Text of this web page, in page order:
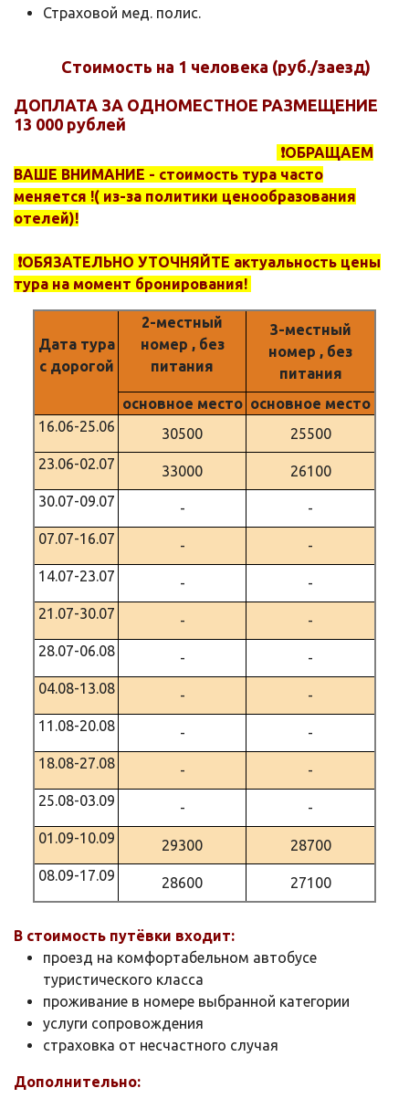
Страховой мед. полис.
Стоимость на 1 человека (руб./заезд)
ДОПЛАТА ЗА ОДНОМЕСТНОЕ РАЗМЕЩЕНИЕ
13 000 рублей
❗️ОБРАЩАЕМ
ВАШЕ ВНИМАНИЕ - стоимость тура часто
меняется !( из-за политики ценообразования
отелей)!
❗️ОБЯЗАТЕЛЬНО УТОЧНЯЙТЕ актуальность цены
тура на момент бронирования!
Дата тура
с дорогой
2-местный
номер , без
питания
3-местный
номер , без
питания
основное место основное место
16.06-25.06
30500
25500
23.06-02.07
33000
26100
30.07-09.07
-
-
07.07-16.07
-
-
14.07-23.07
-
-
21.07-30.07
-
-
28.07-06.08
-
-
04.08-13.08
-
-
11.08-20.08
-
-
18.08-27.08
-
-
25.08-03.09
-
-
01.09-10.09
29300
28700
08.09-17.09
28600 27100
В стоимость путёвки входит:
проезд на комфортабельном автобусе
туристического класса
проживание в номере выбранной категории
услуги сопровождения
страховка от несчастного случая
Дополнительно: